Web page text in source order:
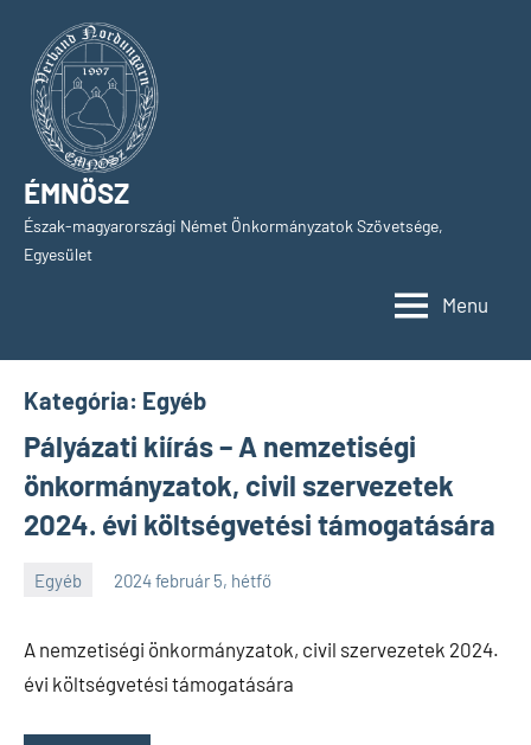
content
ÉMNÖSZ
Észak-magyarországi Német Önkormányzatok Szövetsége,
Egyesület
Menu
Kategória: Egyéb
Pályázati kiírás – A nemzetiségi
önkormányzatok, civil szervezetek
2024. évi költségvetési támogatására
Egyéb 2024 február 5, hétfő
SPC
A nemzetiségi önkormányzatok, civil szervezetek 2024.
évi költségvetési támogatására